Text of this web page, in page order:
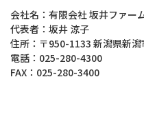
会社名
有限会社 坂井ファー
代表者
坂井 涼子
住所
〒950-1133 新潟県新
電話
025-280-4300
FAX
025-280-3400